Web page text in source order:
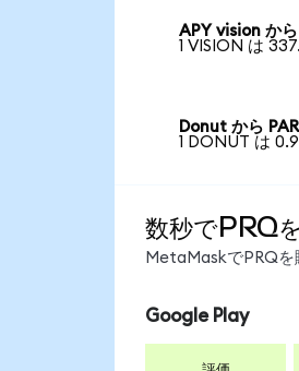
APY vision か
1 VISION は
Donut から
1 DONUT は
数秒でPRQ
MetaMaskでPRQを
Google Play